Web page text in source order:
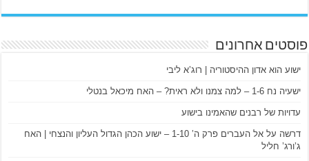
פוסטים אחרונים
ישוע הוא אדון ההיסטוריה | רוג’א ליבי
ישעיה נח 1-6 – למה צמנו ולא ראית? – האח מיכאל בנטלי
עדויות של רבנים שהאמינו בישוע
דרשה על אל העברים פרק ה’ 1-10 – ישוע הכהן הגדול העליון והנצחי | האח
ג’ורג’ חליל